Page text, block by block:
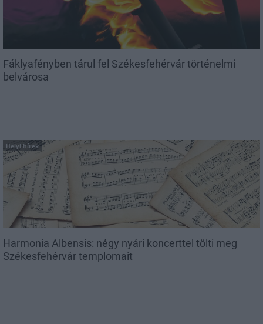
Fáklyafényben tárul fel Székesfehérvár történelmi
belvárosa
Helyi hírek
Harmonia Albensis: négy nyári koncerttel tölti meg
Székesfehérvár templomait